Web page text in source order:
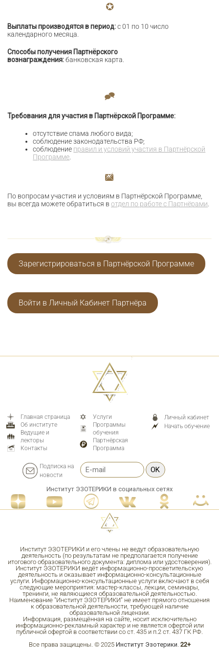
Выплаты производятся в период:с 01 по 10 число
календарного месяца.
Способы получения Партнёрского
вознаграждения:банковская карта.
Требования для участия в Партнёрской Программе:
отсутствие спама любого вида;
соблюдение законодательства РФ;
соблюдение правил и условий участия в Партнёрской
Программе.
По вопросам участия и условиям в Партнёрской Программе,
вы всегда можете обратиться в отдел по работе с Партнёрами.
Зарегистрироваться в Партнёрской Программе
Войти в Личный Кабинет Партнёра
Главная страница
Об институте
Ведущие и
лекторы
Контакты
Услуги
Программы
обучения
Партнёрская
Программа
Личный кабинет
Начать обучение
Подписка на
новости
OK
Институт ЭЗОТЕРИКИ в социальных сетях
Институт ЭЗОТЕРИКИ и его члены не ведут образовательную
деятельность (по результатам не предполагается получение
итогового образовательного документа: диплома или удостоверения).
Институт ЭЗОТЕРИКИ ведёт информационно-просветительскую
деятельность и оказывает информационно-консультационные
услуги. Информационно-консультационные услуги включают в себя
следующие мероприятия: мастер-классы, лекции, семинары,
тренинги, не являющиеся образовательной деятельностью.
Наименование "Институт ЭЗОТЕРИКИ" не имеет прямого отношения
к образовательной деятельности, требующей наличие
образовательной лицензии.
Информация, размещённая на сайте, носит исключительно
информационно-рекламный характер и не является офертой или
публичной офертой в соответствии со ст. 435 и п.2 ст. 437 ГК РФ.
Все права защищены. © 2025 Институт Эзотерики. 22+